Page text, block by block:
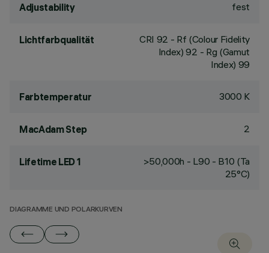
Adjustability fest
Lichtfarbqualität CRI 92 - Rf (Colour Fidelity
Index) 92 - Rg (Gamut
Index) 99
Farbtemperatur 3000 K
MacAdam Step 2
Lifetime LED 1
>50,000h - L90 - B10 (Ta
25°C)
DIAGRAMME UND POLARKURVEN